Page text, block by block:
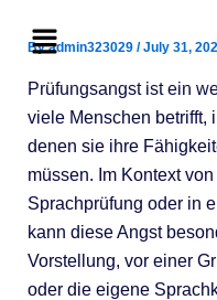
Menu
Byadmin323029 /July 31,
Prüfungsangst ist ein
viele Menschen betrifft,
denen sie ihre
müssen. Im Kontext
Sprachprüfung oder in
kann diese Angst
Vorstellung, vor einer
oder die eigene